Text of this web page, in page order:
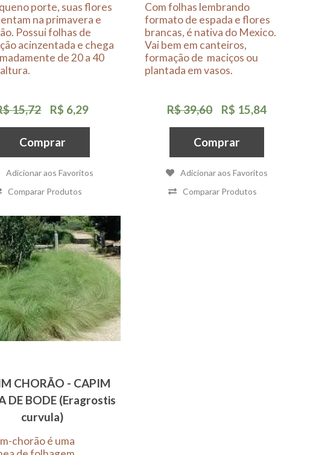
porte, suas flores
na primavera e
Possui folhas de
acinzentada e chega
de 20 a 40
15,72 R$ 6,29
Comprar
Comparar Produtos
Adicionar aos Favoritos
Com folhas lembrando
formato de espada e flores
brancas, é nativa do Mexico.
Vai bem em canteiros,
formação de maciços ou
plantada em vasos.
R$ 39,60 R$ 15,84
Comprar
Comparar Produtos
Adicionar aos Favoritos
CHORÃO - CAPIM
DE BODE (Eragrostis
curvula)
chorão é uma